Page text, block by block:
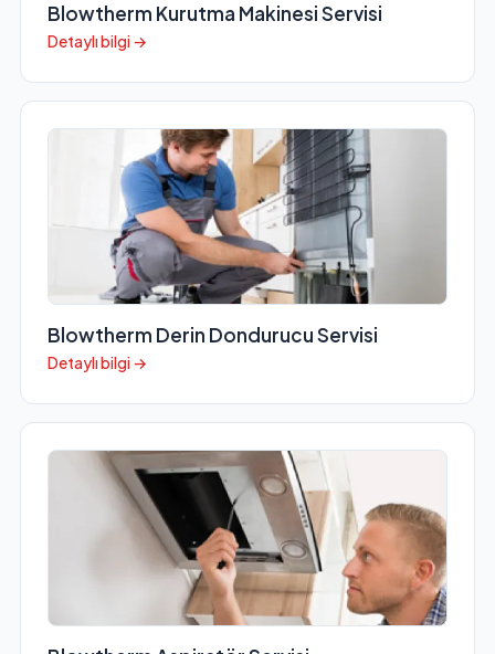
Blowtherm Kurutma Makinesi Servisi
Detaylı bilgi →
Blowtherm Derin Dondurucu Servisi
Detaylı bilgi →